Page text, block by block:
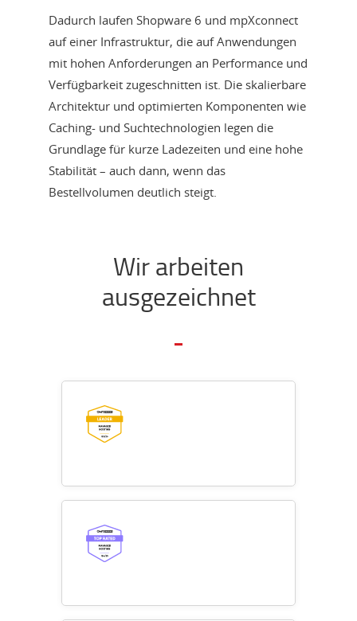
Dadurch laufen Shopware 6 und mpXconnect
auf einer Infrastruktur, die auf Anwendungen
mit hohen Anforderungen an Performance und
Verfügbarkeit zugeschnitten ist. Die skalierbare
Architektur und optimierten Komponenten wie
Caching- und Suchtechnologien legen die
Grundlage für kurze Ladezeiten und eine hohe
Stabilität – auch dann, wenn das
Bestellvolumen deutlich steigt.
Wir arbeiten
ausgezeichnet